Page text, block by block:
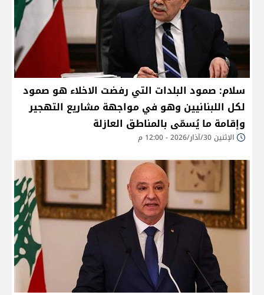
سلام: صمود البلدات التي رفضت الاخلاء هو صمود
لكل اللبنانيين وهو في مواجهة مشاريع التهجير
وإقامة ما يُسمّى بالمناطق العازلة
الإثنين 30/آذار/2026 - 12:00 م